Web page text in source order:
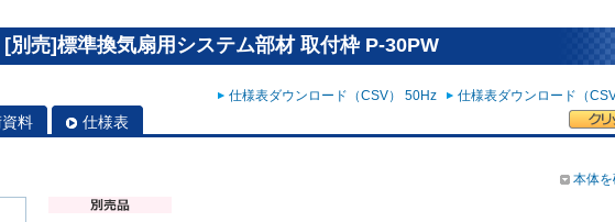
別売]標準換気扇用システム部材 取付枠 P-30PW
仕様表ダウンロード（CSV） 50Hz 仕様表ダウンロード（
料 仕様表
本体